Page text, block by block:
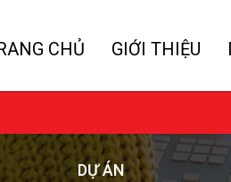
CHỦ GIỚI THIỆU
DỰ ÁN